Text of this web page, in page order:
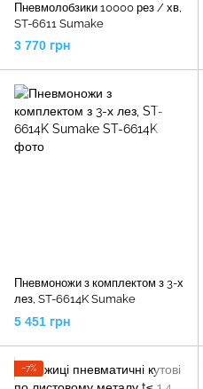
Пневмолобзики 10000 рез / хв,
ST-6611 Sumake
3 770 грн
Пневмоножи з комплектом з 3-х
лез, ST-6614K Sumake
5 451 грн
−7%